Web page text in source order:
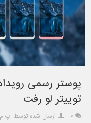
توییتر لو رفت
۰ ارسال شده توسط: پ م